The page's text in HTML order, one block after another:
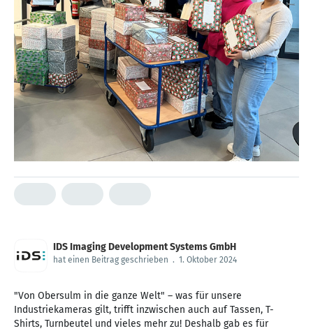
IDS Imaging Development Systems GmbH
hat einen Beitrag geschrieben . 1. Oktober 2024
"Von Obersulm in die ganze Welt" – was für unsere
Industriekameras gilt, trifft inzwischen auch auf Tassen, T-
Shirts, Turnbeutel und vieles mehr zu! Deshalb gab es für